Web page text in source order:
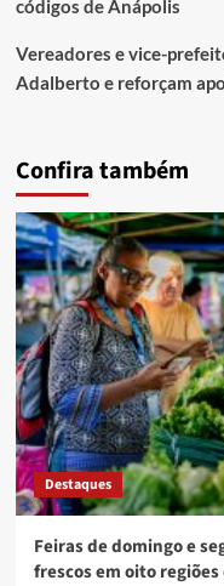
códigos de Anápolis
Vereadores e vice-
Adalberto e reforçam
Confira também
Destaques
Feiras de domingo e
frescos em oito